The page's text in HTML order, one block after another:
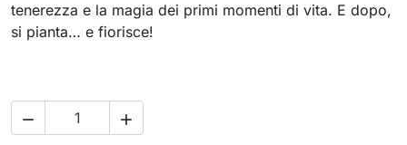
tenerezza e la magia dei primi momenti di vita. E dopo,
si pianta… e fiorisce!
 